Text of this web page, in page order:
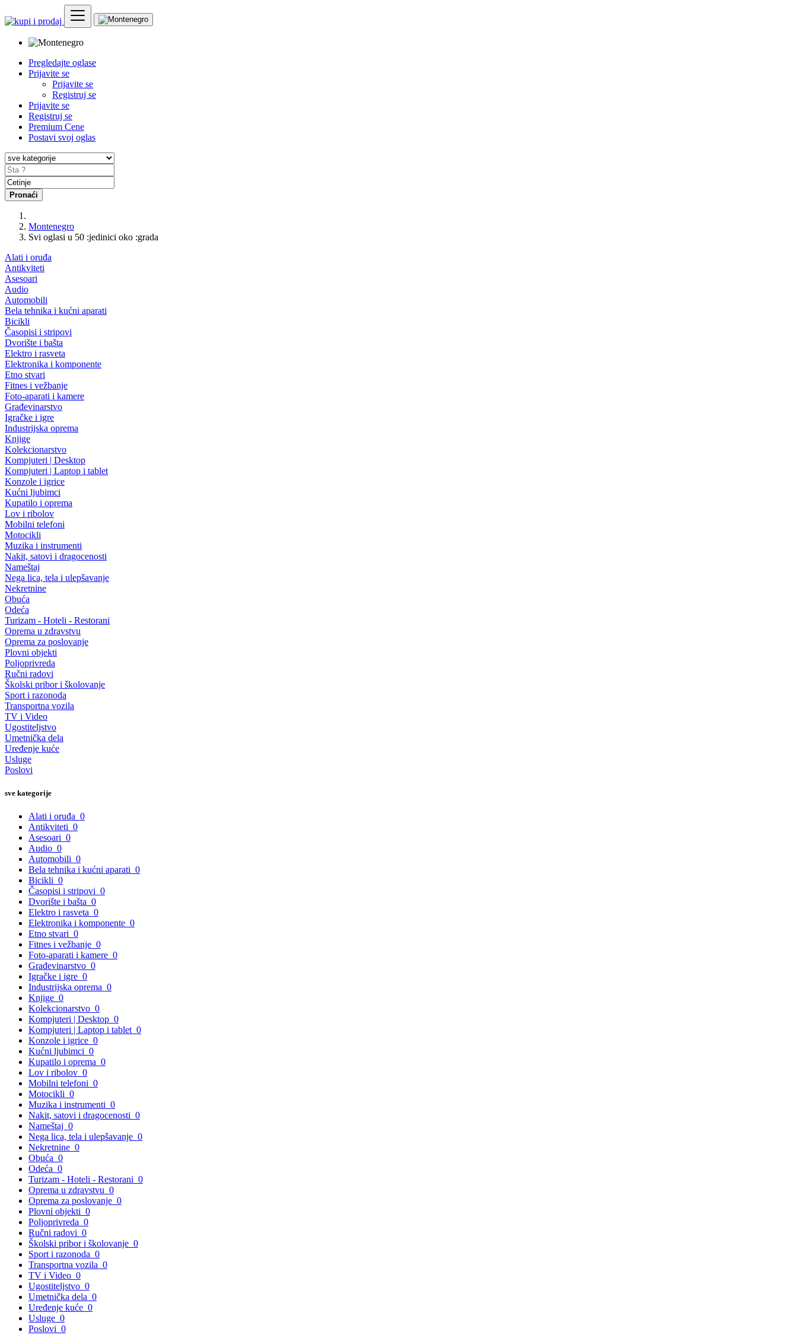
Pregledajte oglase
Prijavite se
Prijavite se
Registruj se
Prijavite se
Registruj se
Premium Cene
Postavi svoj oglas
Pronaći
Montenegro
Svi oglasi u 50 :jedinici oko :grada
Alati i oruđa
Antikviteti
Asesoari
Audio
Automobili
Bela tehnika i kućni aparati
Bicikli
Časopisi i stripovi
Dvorište i bašta
Elektro i rasveta
Elektronika i komponente
Etno stvari
Fitnes i vežbanje
Foto-aparati i kamere
Građevinarstvo
Igračke i igre
Industrijska oprema
Knjige
Kolekcionarstvo
Kompjuteri | Desktop
Kompjuteri | Laptop i tablet
Konzole i igrice
Kućni ljubimci
Kupatilo i oprema
Lov i ribolov
Mobilni telefoni
Motocikli
Muzika i instrumenti
Nakit, satovi i dragocenosti
Nameštaj
Nega lica, tela i ulepšavanje
Nekretnine
Obuća
Odeća
Turizam - Hoteli - Restorani
Oprema u zdravstvu
Oprema za poslovanje
Plovni objekti
Poljoprivreda
Ručni radovi
Školski pribor i školovanje
Sport i razonoda
Transportna vozila
TV i Video
Ugostiteljstvo
Umetnička dela
Uređenje kuće
Usluge
Poslovi
sve kategorije
Alati i oruđa 0
Antikviteti 0
Asesoari 0
Audio 0
Automobili 0
Bela tehnika i kućni aparati 0
Bicikli 0
Časopisi i stripovi 0
Dvorište i bašta 0
Elektro i rasveta 0
Elektronika i komponente 0
Etno stvari 0
Fitnes i vežbanje 0
Foto-aparati i kamere 0
Građevinarstvo 0
Igračke i igre 0
Industrijska oprema 0
Knjige 0
Kolekcionarstvo 0
Kompjuteri | Desktop 0
Kompjuteri | Laptop i tablet 0
Konzole i igrice 0
Kućni ljubimci 0
Kupatilo i oprema 0
Lov i ribolov 0
Mobilni telefoni 0
Motocikli 0
Muzika i instrumenti 0
Nakit, satovi i dragocenosti 0
Nameštaj 0
Nega lica, tela i ulepšavanje 0
Nekretnine 0
Obuća 0
Odeća 0
Turizam - Hoteli - Restorani 0
Oprema u zdravstvu 0
Oprema za poslovanje 0
Plovni objekti 0
Poljoprivreda 0
Ručni radovi 0
Školski pribor i školovanje 0
Sport i razonoda 0
Transportna vozila 0
TV i Video 0
Ugostiteljstvo 0
Umetnička dela 0
Uređenje kuće 0
Usluge 0
Poslovi 0